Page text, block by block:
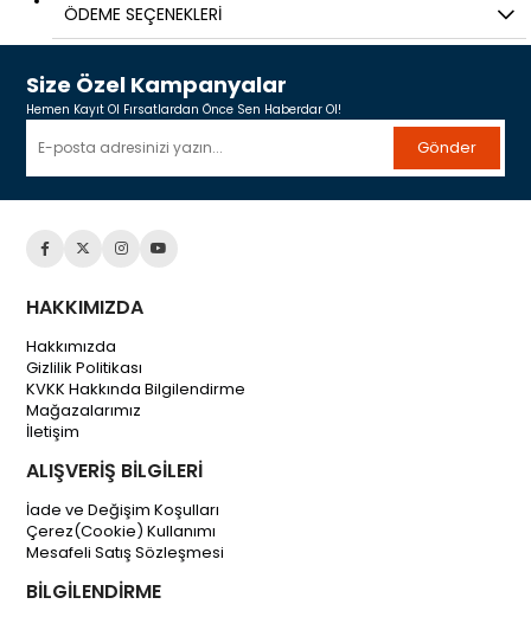
ÖDEME SEÇENEKLERI
Size Özel Kampanyalar
Hemen Kayıt Ol Fırsatlardan Önce Sen Haberdar Ol!
Gönder
HAKKIMIZDA
Hakkımızda
Gizlilik Politikası
KVKK Hakkında Bilgilendirme
Mağazalarımız
İletişim
ALIŞVERİŞ BİLGİLERİ
İade ve Değişim Koşulları
Çerez(Cookie) Kullanımı
Mesafeli Satış Sözleşmesi
BİLGİLENDİRME